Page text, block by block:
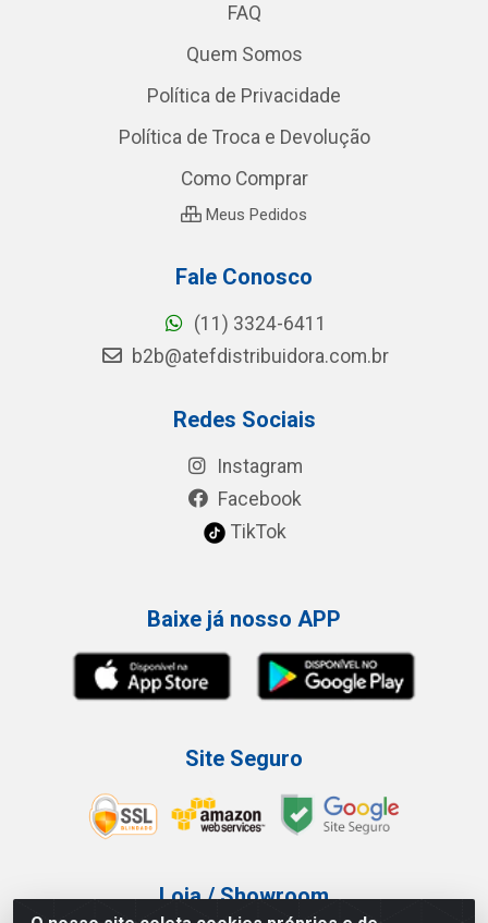
FAQ
Quem Somos
Política de Privacidade
Política de Troca e Devolução
Como Comprar
Meus Pedidos
Fale Conosco
(11) 3324-6411
b2b@atefdistribuidora.com.br
Redes Sociais
Instagram
Facebook
TikTok
Baixe já nosso APP
Site Seguro
Loja / Showroom